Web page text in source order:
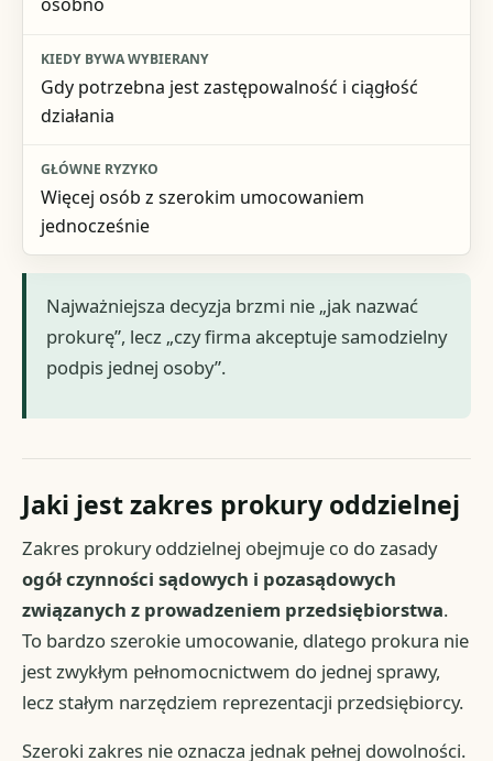
Gdy potrzebna jest zastępowalność i ciągłość
działania
Więcej osób z szerokim umocowaniem
jednocześnie
Najważniejsza decyzja brzmi nie „jak nazwać
prokurę”, lecz „czy firma akceptuje samodzielny
podpis jednej osoby”.
Jaki jest zakres prokury oddzielnej
Zakres prokury oddzielnej obejmuje co do zasady
ogół czynności sądowych i pozasądowych
związanych z prowadzeniem przedsiębiorstwa.
To bardzo szerokie umocowanie, dlatego prokura nie
jest zwykłym pełnomocnictwem do jednej sprawy,
lecz stałym narzędziem reprezentacji przedsiębiorcy.
Szeroki zakres nie oznacza jednak pełnej dowolności.